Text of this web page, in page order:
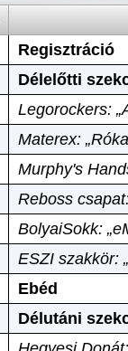
Regisztráció
Délelőtti
Legorockers:
Materex:
Murphy's
Reboss
BolyaiSokk:
ESZI szakkör:
Ebéd
Délutáni